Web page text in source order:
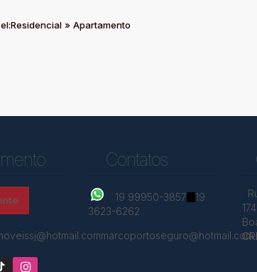
Residencial » Apartamento
marcoportoseguro@hotmail.com
Contatos
19 99950-3857
19
3623-6262
174